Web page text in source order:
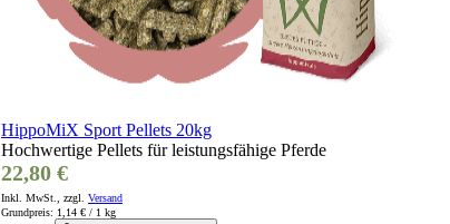
HippoMiX Sport Pellets 20kg
Hochwertige Pellets für leistungsfähige Pferde
22,80 €
Inkl. MwSt., zzgl. Versand
Grundpreis: 1,14 € / 1 kg